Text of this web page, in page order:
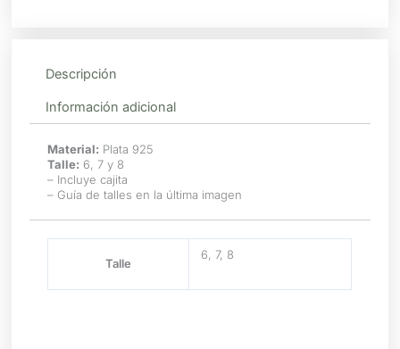
Descripción
Información adicional
Material: Plata 925
Talle: 6, 7 y 8
– Incluye cajita
– Guía de talles en la última imagen
Talle
6, 7, 8